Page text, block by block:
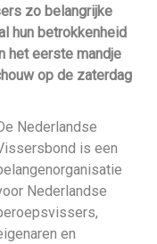
zo belangrijke
hun betrokkenheid
het eerste mandje
op de zaterdag
Nederlandse
is een
Nederlandse
en